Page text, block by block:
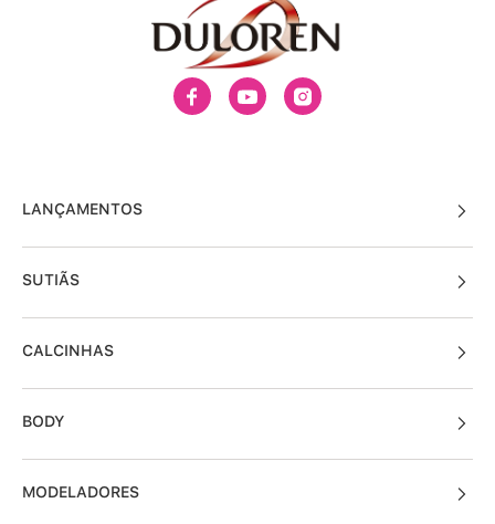
LANÇAMENTOS
SUTIÃS
CALCINHAS
BODY
MODELADORES